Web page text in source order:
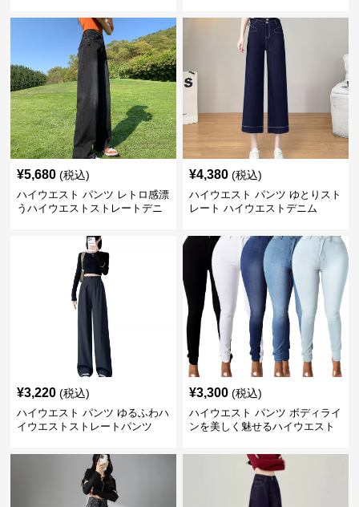
¥5,680 (税込)
ハイウエスト パンツ レトロ感漂
うハイウエストストレートデニ
¥4,380 (税込)
ハイウエスト パンツ ゆとりスト
レート ハイウエストデニム
¥3,220 (税込)
ハイウエスト パンツ ゆるふわハ
イウエストストレートパンツ
¥3,300 (税込)
ハイウエスト パンツ ボディライ
ンを美しく魅せるハイウエスト